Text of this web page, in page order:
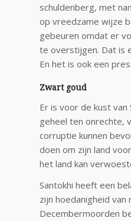
schuldenberg, met
op vreedzame wijze
gebeuren omdat er
te overstijgen. Dat is
En het is ook een
Zwart goud
Er is voor de kust
geheel ten onrechte,
corruptie kunnen
doen om zijn land
het land kan
Santokhi heeft een
zijn hoedanigheid
Decembermoorden